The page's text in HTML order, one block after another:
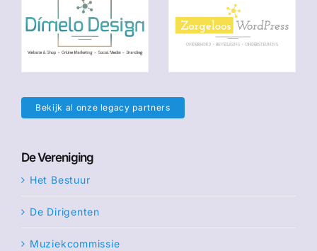
Bekijk al onze legacy partners
De Vereniging
Het Bestuur
De Dirigenten
Muziekcommissie